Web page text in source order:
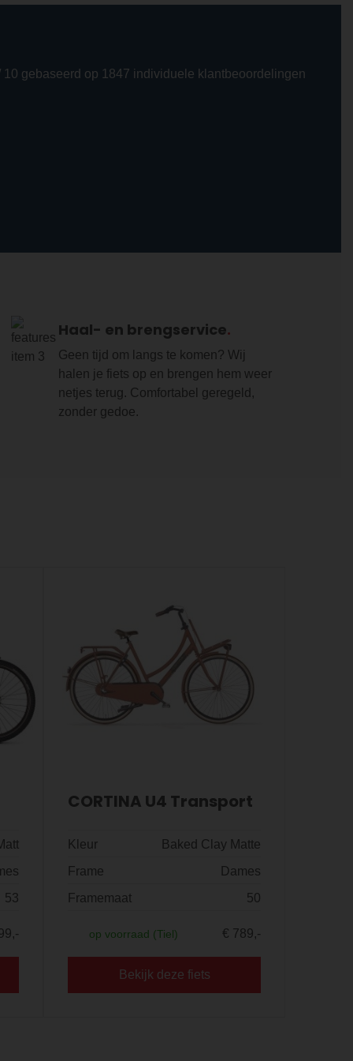
10 gebaseerd op 1847 individuele klantbeoordelingen
Haal- en brengservice
Geen tijd om langs te komen? Wij
halen je fiets op en brengen hem weer
netjes terug. Comfortabel geregeld,
zonder gedoe.
53
CORTINA U4 Transport
Kleur
Baked Clay Matte
Frame
Dames
Framemaat
50
op voorraad (Tiel) € 789,-
Bekijk deze fiets